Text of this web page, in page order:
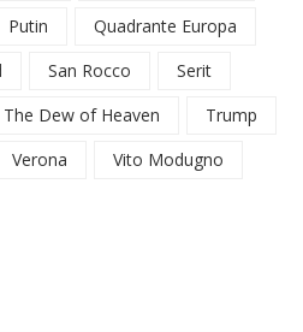
Putin
Quadrante Europa
San Rocco
Serit
The Dew of Heaven
Trump
Verona
Vito Modugno